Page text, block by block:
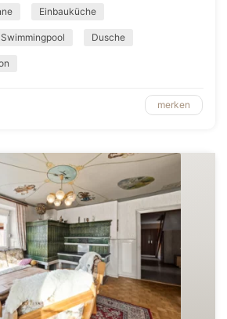
Einbauküche
Swimmingpool Dusche
merken